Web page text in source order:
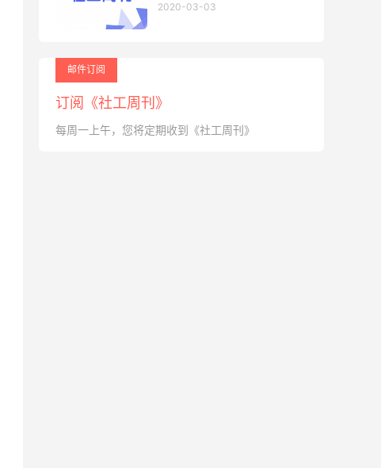
2020-03-03
邮件订阅
订阅《社工周刊》
每周一上午，您将定期收到《社工周刊》